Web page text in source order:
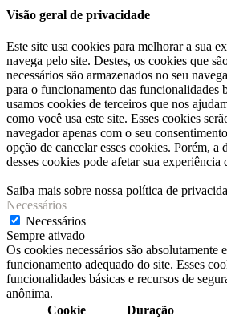
Visão geral de privacidade
Este site usa cookies para melhorar a sua
navega pelo site. Destes, os cookies que
necessários são armazenados no seu
para o funcionamento das funcionalidades
usamos cookies de terceiros que nos
como você usa este site. Esses cookies
navegador apenas com o seu
opção de cancelar esses cookies. Porém, a
desses cookies pode afetar sua experiência
Saiba mais sobre nossa política de
Necessários
Necessários
Sempre ativado
Os cookies necessários são absolutamente
funcionamento adequado do site. Esses
funcionalidades básicas e recursos de
anônima.
Cookie
Duração